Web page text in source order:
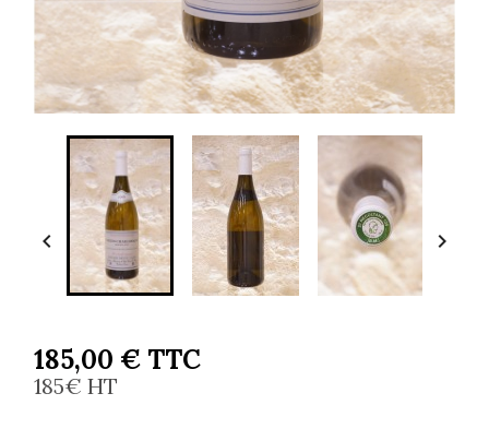
 
185,00 € TTC
185€ HT